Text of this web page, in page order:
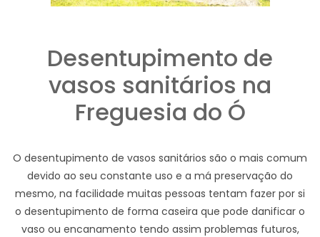
Desentupimento de
vasos sanitários na
Freguesia do Ó
O desentupimento de vasos sanitários são o mais comum
devido ao seu constante uso e a má preservação do
mesmo, na facilidade muitas pessoas tentam fazer por si
o desentupimento de forma caseira que pode danificar o
vaso ou encanamento tendo assim problemas futuros,